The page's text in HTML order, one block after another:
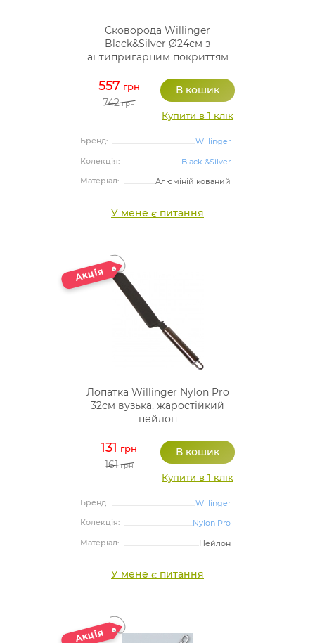
Сковорода Willinger
Black&Silver Ø24см з
антипригарним покриттям
557 грн
742грн
Купити в 1 клік
Бренд:
Willinger
Колекція:
Black &Silver
Матеріал:
Алюміній кований
У мене є питання
Лопатка Willinger Nylon Pro
32см вузька, жаростійкий
нейлон
131 грн
161грн
Купити в 1 клік
Бренд:
Willinger
Колекція:
Nylon Pro
Матеріал:
Нейлон
У мене є питання